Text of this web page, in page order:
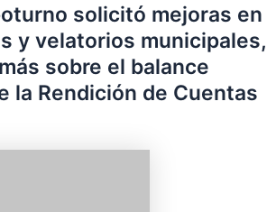
solicitó mejoras en
y velatorios municipales,
sobre el balance
la Rendición de Cuentas